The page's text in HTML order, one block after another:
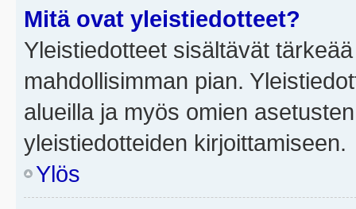
Mitä ovat yleistiedotteet?
Yleistiedotteet sisältävät
mahdollisimman pian.
alueilla ja myös omien
yleistiedotteiden kirjoittamiseen.
Ylös